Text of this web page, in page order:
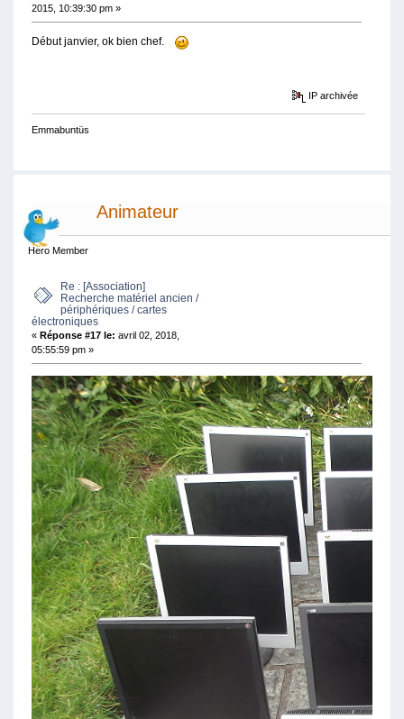
2015, 10:39:30 pm »
Début janvier, ok bien chef.
IP archivée
Emmabuntüs
Animateur
Hero Member
Re : [Association]
Recherche matériel ancien /
périphériques / cartes
électroniques
« Réponse #17 le: avril 02, 2018,
05:55:59 pm »